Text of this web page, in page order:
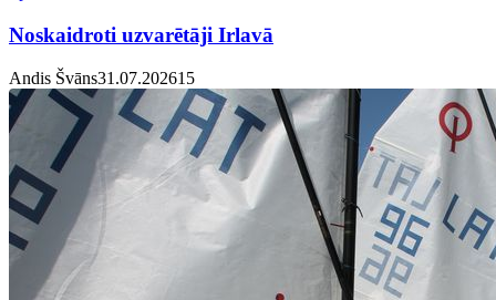
Noskaidroti uzvarētāji Irlavā
Andis Švāns31.07.20261 5